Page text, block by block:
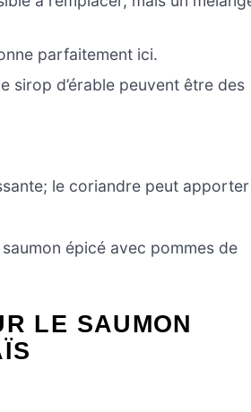
parfaitement ici.
sirop d’érable peuvent être des
le coriandre peut apporter
épicé avec pommes de
LE SAUMON